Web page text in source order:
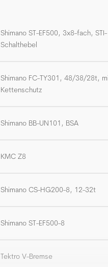
Shimano ST-EF500, 3x8-fach, STI-
Schalthebel
Shimano FC-TY301, 48/38/28t,
Kettenschutz
Shimano BB-UN101, BSA
KMC Z8
Shimano CS-HG200-8, 12-32t
Shimano ST-EF500-8
Tektro V-Bremse